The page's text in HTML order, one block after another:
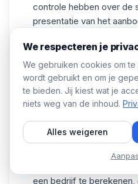
controle hebben over de
presentatie van het
Indirect ⭢het bedrijf
diensten via
agenten of partners.
moeilijk bereikbare
eenspeciaal
Hoe bereken je het
een bedrijf te berekenen,
We respecteren je
We gebruiken cookies om
wordt gebruikt en om je
te bieden. Jij kiest wat je
niets weg van de inhoud.
Alles weigeren